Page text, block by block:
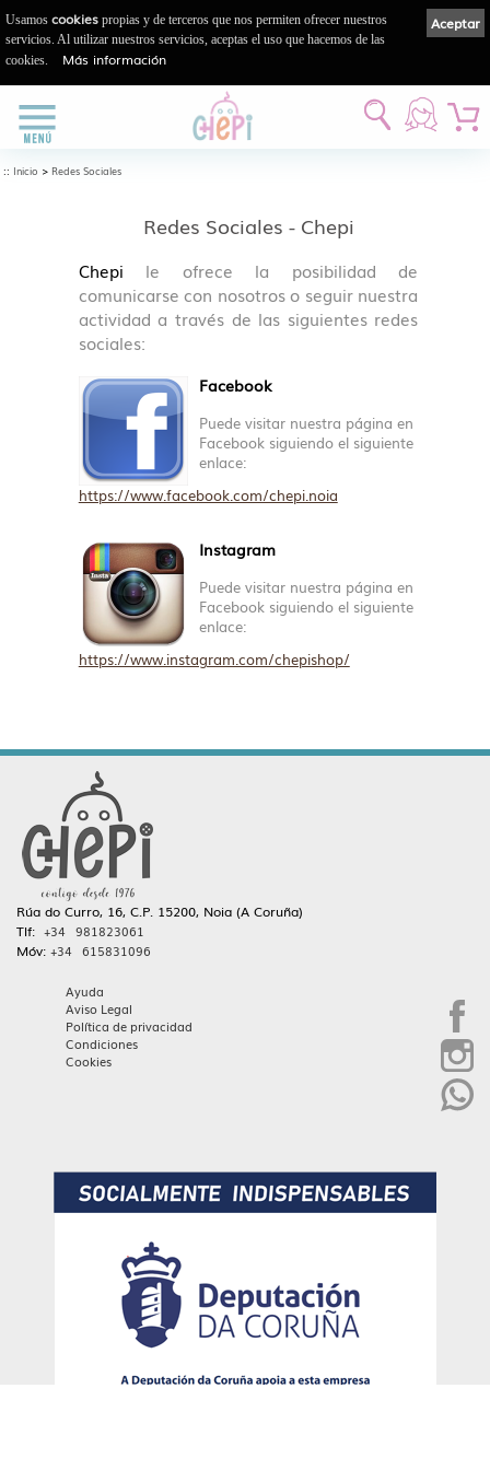
:: Inicio > Redes Sociales
Redes Sociales - Chepi
Chepi le ofrece la posibilidad de
comunicarse con nosotros o seguir nuestra
actividad a través de las siguientes redes
sociales:
Facebook
Puede visitar nuestra página en
Facebook siguiendo el siguiente
enlace:
https://www.facebook.com/chepi.noia
Instagram
Puede visitar nuestra página en
Facebook siguiendo el siguiente
enlace:
https://www.instagram.com/chepishop/
Rúa do Curro, 16, C.P. 15200, Noia (A Coruña)
Tlf: +34 981823061
Móv: +34 615831096
Ayuda
Aviso Legal
Política de privacidad
Condiciones
Cookies
Aceptar
Usamos cookies propias y de terceros que nos permiten ofrecer nuestros
servicios. Al utilizar nuestros servicios, aceptas el uso que hacemos de las
cookies.
Más información